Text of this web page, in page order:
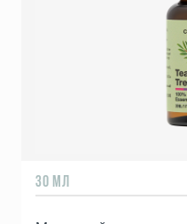
30 МЛ